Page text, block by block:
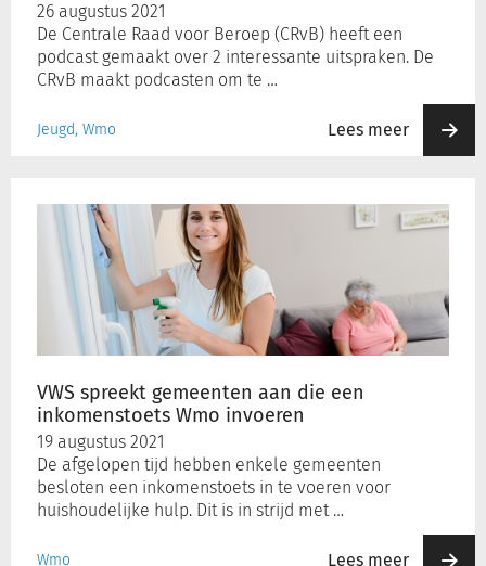
26 augustus 2021
De Centrale Raad voor Beroep (CRvB) heeft een
podcast gemaakt over 2 interessante uitspraken. De
CRvB maakt podcasten om te …
Jeugd, Wmo Lees meer
Wmo
2015
VWS spreekt gemeenten aan die een
inkomenstoets Wmo invoeren
19 augustus 2021
De afgelopen tijd hebben enkele gemeenten
besloten een inkomenstoets in te voeren voor
huishoudelijke hulp. Dit is in strijd met …
Wmo Lees meer
spreekt
gemeenten
inkomenstoets
Wmo
invoeren